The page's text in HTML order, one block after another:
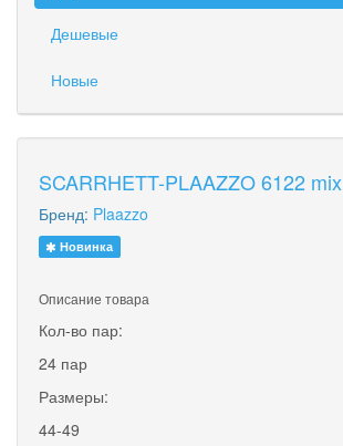
Дешевые
Новые
SCARRHETT-PLAAZZO 6122 mix
Бренд: Plaazzo
Новинка
Описание товара
Кол-во пар:
24 пар
Размеры:
44-49